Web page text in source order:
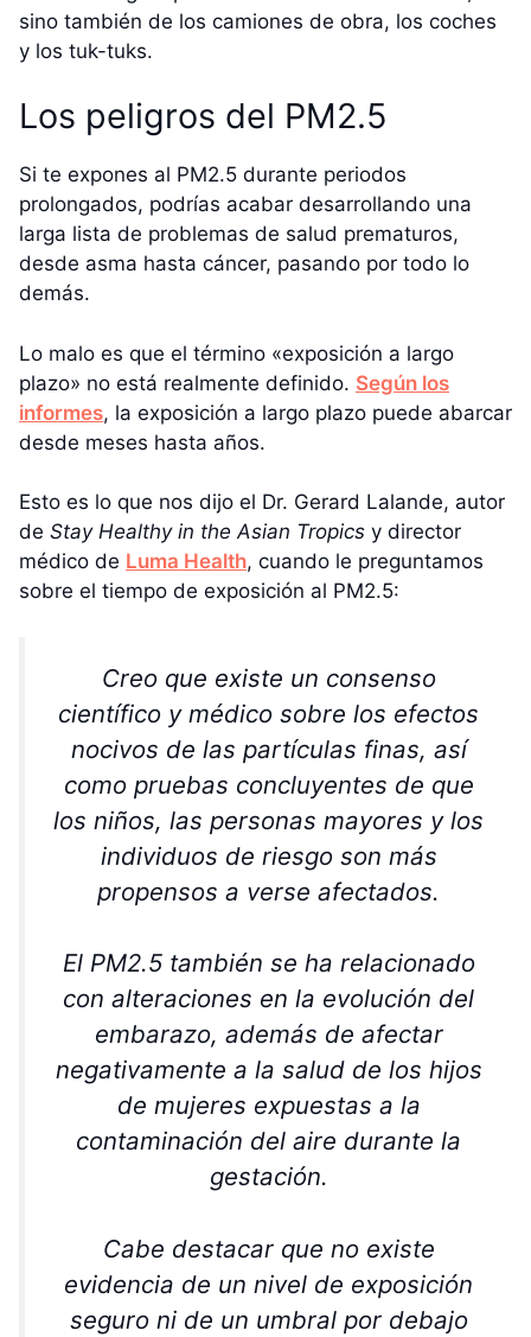
sino también de los camiones de obra, los coches
y los tuk-tuks.
Los peligros del PM2.5
Si te expones al PM2.5 durante periodos
prolongados, podrías acabar desarrollando una
larga lista de problemas de salud prematuros,
desde asma hasta cáncer, pasando por todo lo
demás.
Lo malo es que el término «exposición a largo
plazo» no está realmente definido. Según los
informes, la exposición a largo plazo puede abarcar
desde meses hasta años.
Esto es lo que nos dijo el Dr. Gerard Lalande, autor
de Stay Healthy in the Asian Tropics y director
médico de Luma Health, cuando le preguntamos
sobre el tiempo de exposición al PM2.5:
Creo que existe un consenso
científico y médico sobre los efectos
nocivos de las partículas finas, así
como pruebas concluyentes de que
los niños, las personas mayores y los
individuos de riesgo son más
propensos a verse afectados.
El PM2.5 también se ha relacionado
con alteraciones en la evolución del
embarazo, además de afectar
negativamente a la salud de los hijos
de mujeres expuestas a la
contaminación del aire durante la
gestación.
Cabe destacar que no existe
evidencia de un nivel de exposición
seguro ni de un umbral por debajo